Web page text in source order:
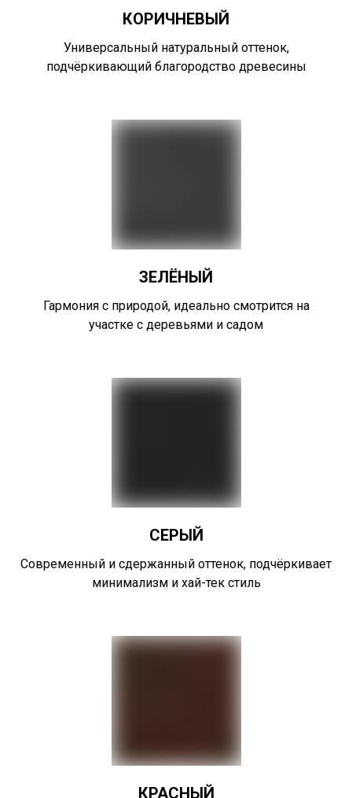
КОРИЧНЕВЫЙ
Универсальный натуральный оттенок,
подчёркивающий благородство древесины
ЗЕЛЁНЫЙ
Гармония с природой, идеально смотрится на
участке с деревьями и садом
СЕРЫЙ
Современный и сдержанный оттенок, подчёркивает
минимализм и хай-тек стиль
КРАСНЫЙ